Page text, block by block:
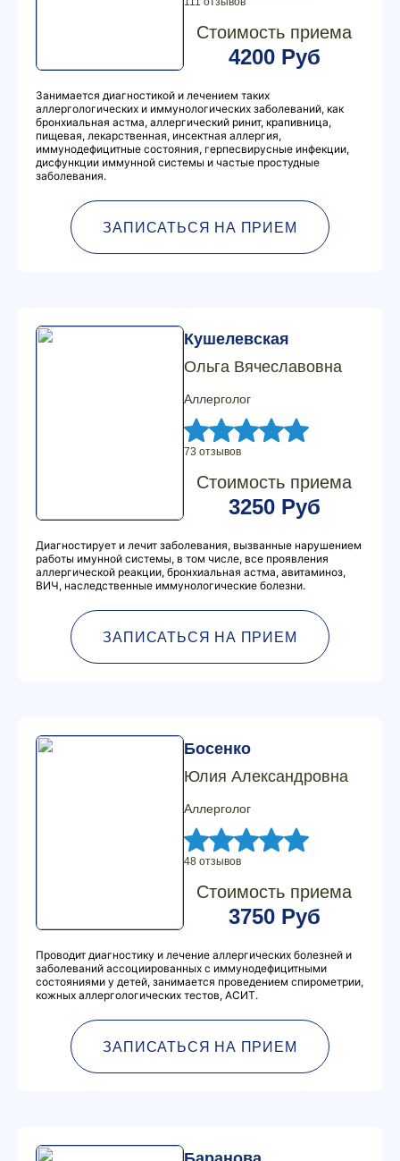
Стоимость приема
4200 Руб
Занимается диагностикой и лечением таких
аллергологических и иммунологических заболеваний, как
бронхиальная астма, аллергический ринит, крапивница,
пищевая, лекарственная, инсектная аллергия,
иммунодефицитные состояния, герпесвирусные инфекции,
дисфункции иммунной системы и частые простудные
заболевания.
ЗАПИСАТЬСЯ НА ПРИЕМ
Кушелевская
Ольга Вячеславовна
Аллерголог
73 отзывов
Стоимость приема
3250 Руб
Диагностирует и лечит заболевания, вызванные нарушением
работы имунной системы, в том числе, все проявления
аллергической реакции, бронхиальная астма, авитаминоз,
ВИЧ, наследственные иммунологические болезни.
ЗАПИСАТЬСЯ НА ПРИЕМ
Босенко
Юлия Александровна
Аллерголог
48 отзывов
Стоимость приема
3750 Руб
Проводит диагностику и лечение аллергических болезней и
заболеваний ассоциированных с иммунодефицитными
состояниями у детей, занимается проведением спирометрии,
кожных аллергологических тестов, АСИТ.
ЗАПИСАТЬСЯ НА ПРИЕМ